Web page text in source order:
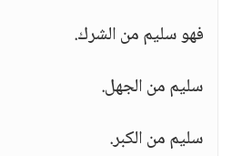
فهو سليم من الشرك.
سليم من الجهل.
سليم من الكبر.